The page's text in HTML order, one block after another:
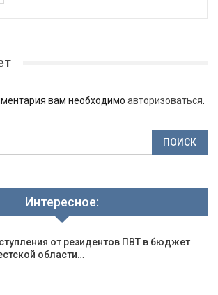
вам необходимо авторизоваться.
Интересное:
от резидентов ПВТ в бюджет
области…